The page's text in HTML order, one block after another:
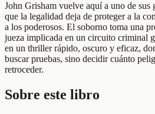
John Grisham vuelve aquí a uno de sus
que la legalidad deja de proteger a la
a los poderosos. El soborno toma una
jueza implicada en un circuito criminal
en un thriller rápido, oscuro y eficaz,
buscar pruebas, sino decidir cuánto
retroceder.
Sobre este libro